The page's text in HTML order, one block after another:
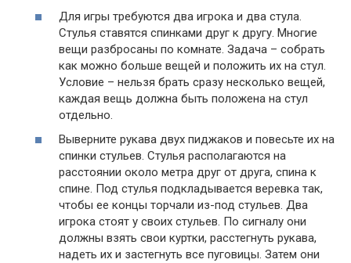
Для игры требуются два игрока и два стула.
Стулья ставятся спинками друг к другу. Многие
вещи разбросаны по комнате. Задача – собрать
как можно больше вещей и положить их на стул.
Условие – нельзя брать сразу несколько вещей,
каждая вещь должна быть положена на стул
отдельно.
Выверните рукава двух пиджаков и повесьте их на
спинки стульев. Стулья располагаются на
расстоянии около метра друг от друга, спина к
спине. Под стулья подкладывается веревка так,
чтобы ее концы торчали из-под стульев. Два
игрока стоят у своих стульев. По сигналу они
должны взять свои куртки, расстегнуть рукава,
надеть их и застегнуть все пуговицы. Затем они